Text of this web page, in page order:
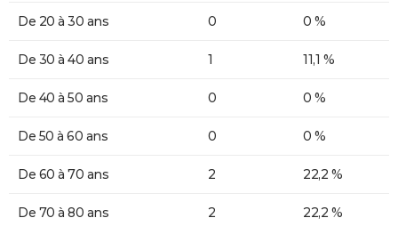
De 20 à 30 ans 0 0 %
De 30 à 40 ans 1 11,1 %
De 40 à 50 ans 0 0 %
De 50 à 60 ans 0 0 %
De 60 à 70 ans 2 22,2 %
De 70 à 80 ans 2 22,2 %